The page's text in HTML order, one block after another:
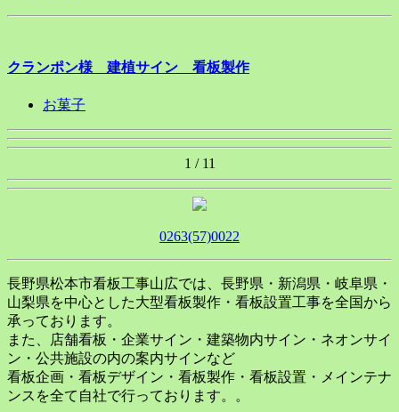
クランポン様 建植サイン 看板製作
お菓子
1 / 11
0263(57)0022
長野県松本市看板工事山広では、長野県・新潟県・岐阜県・
山梨県を中心とした大型看板製作・看板設置工事を全国から
承っております。
また、店舗看板・企業サイン・建築物内サイン・ネオンサイ
ン・公共施設の内の案内サインなど
看板企画・看板デザイン・看板製作・看板設置・メインテナ
ンスを全て自社で行っております。。